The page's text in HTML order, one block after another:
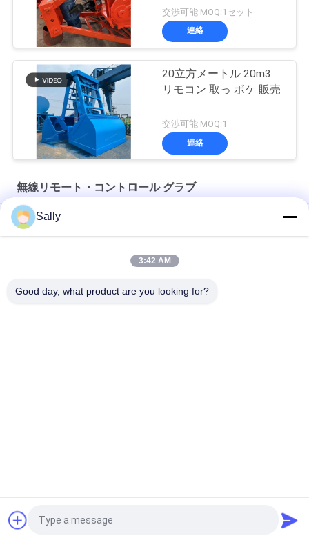
ブのバケツ
交渉可能 MOQ:1セット
連絡
20立方メートル 20m3
リモコン 取っ ボケ 販売
交渉可能 MOQ:1
連絡
無線リモート・コントロール グラブ
100mの無線のリモート・コントロール グラブ
Sally
3:42 AM
Good day, what product are you looking for?